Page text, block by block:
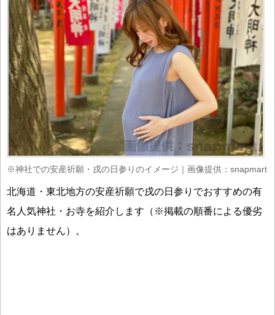
※神社での安産祈願・戌の日参りのイメージ｜画像提供：snapmart
北海道・東北地方の安産祈願で戌の日参りでおすすめの有
名人気神社・お寺を紹介します（※掲載の順番による優劣
はありません）。